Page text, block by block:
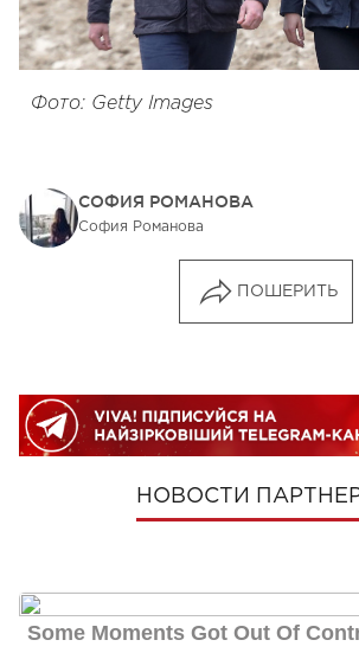
Фото: Getty Images
СОФИЯ РОМАНОВА
София Романова
ПОШЕРИТЬ
НОВОСТИ